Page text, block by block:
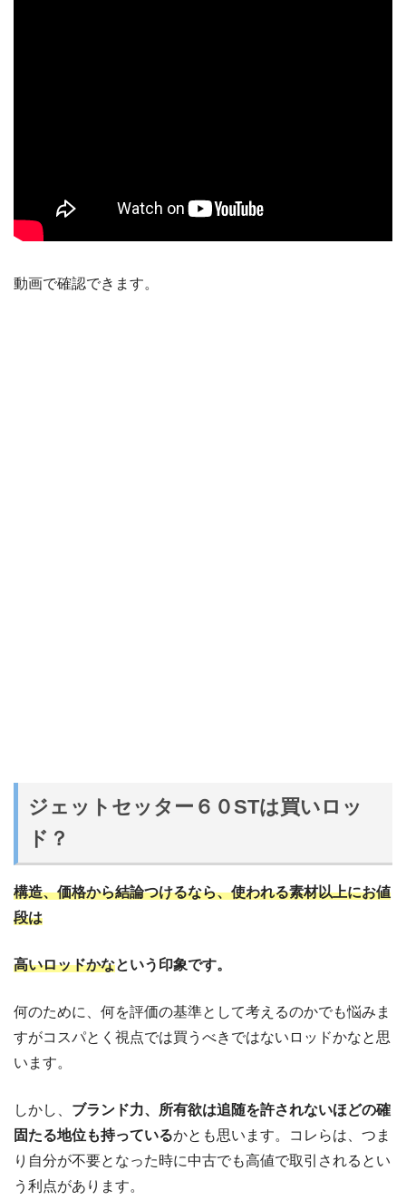
動画で確認できます。
ジェットセッター６０STは買いロッ
ド？
構造、価格から結論つけるなら、使われる素材以上にお値
段は
高いロッドかなという印象です。
何のために、何を評価の基準として考えるのかでも悩みま
すがコスパとく視点では買うべきではないロッドかなと思
います。
しかし、 ブランド力、所有欲は追随を許されないほどの確
固たる地位も持っているかとも思います。コレらは、つま
り自分が不要となった時に中古でも高値で取引されるとい
う利点があります。